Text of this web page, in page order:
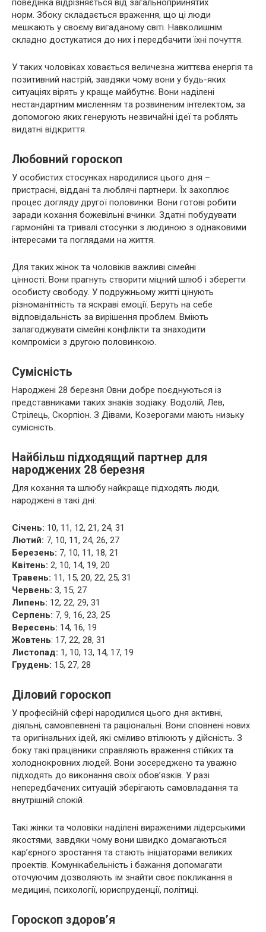
поведінка відрізняється від загальноприйнятих
норм. Збоку складається враження, що ці люди
мешкають у своєму вигаданому світі. Навколишнім
складно достукатися до них і передбачити їхні почуття.
У таких чоловіках ховається величезна життєва енергія та
позитивний настрій, завдяки чому вони у будь-яких
ситуаціях вірять у краще майбутнє. Вони наділені
нестандартним мисленням та розвиненим інтелектом, за
допомогою яких генерують незвичайні ідеї та роблять
видатні відкриття.
Любовний гороскоп
У особистих стосунках народилися цього дня –
пристрасні, віддані та люблячі партнери. Їх захоплює
процес догляду другої половинки. Вони готові робити
заради кохання божевільні вчинки. Здатні побудувати
гармонійні та тривалі стосунки з людиною з однаковими
інтересами та поглядами на життя.
Для таких жінок та чоловіків важливі сімейні
цінності. Вони прагнуть створити міцний шлюб і зберегти
особисту свободу. У подружньому житті цінують
різноманітність та яскраві емоції. Беруть на себе
відповідальність за вирішення проблем. Вміють
залагоджувати сімейні конфлікти та знаходити
компроміси з другою половинкою.
Сумісність
Народжені 28 березня Овни добре поєднуються із
представниками таких знаків зодіаку: Водолій, Лев,
Стрілець, Скорпіон. З Дівами, Козерогами мають низьку
сумісність.
Найбільш підходящий партнер для
народжених 28 березня
Для кохання та шлюбу найкраще підходять люди,
народжені в такі дні:
Січень: 10, 11, 12, 21, 24, 31
Лютий: 7, 10, 11, 24, 26, 27
Березень: 7, 10, 11, 18, 21
Квітень: 2, 10, 14, 19, 20
Травень: 11, 15, 20, 22, 25, 31
Червень: 3, 15, 27
Липень: 12, 22, 29, 31
Серпень: 7, 9, 16, 23, 25
Вересень: 14, 16, 19
Жовтень: 17, 22, 28, 31
Листопад: 1, 10, 13, 14, 17, 19
Грудень: 15, 27, 28
Діловий гороскоп
У професійній сфері народилися цього дня активні,
діяльні, самовпевнені та раціональні. Вони сповнені нових
та оригінальних ідей, які сміливо втілюють у дійсність. З
боку такі працівники справляють враження стійких та
холоднокровних людей. Вони зосереджено та уважно
підходять до виконання своїх обов’язків. У разі
непередбачених ситуацій зберігають самовладання та
внутрішній спокій.
Такі жінки та чоловіки наділені вираженими лідерськими
якостями, завдяки чому вони швидко домагаються
кар’єрного зростання та стають ініціаторами великих
проектів. Комунікабельність і бажання допомагати
оточуючим дозволяють їм знайти своє покликання в
медицині, психології, юриспруденції, політиці.
Гороскоп здоров’я